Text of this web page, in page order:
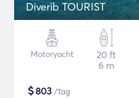
Diverib TOURIST
Motoryacht
20 ft
6 m
$803 /Tag